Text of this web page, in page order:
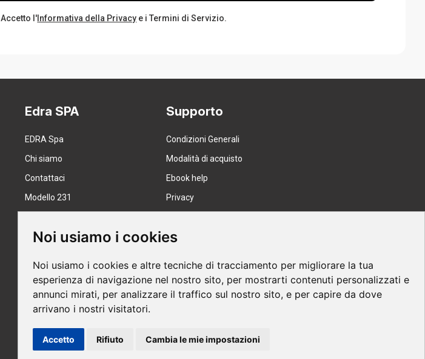
Noi usiamo i cookies
Noi usiamo i cookies e altre tecniche di tracciamento per migliorare la tua
esperienza di navigazione nel nostro sito, per mostrarti contenuti personalizzati e
annunci mirati, per analizzare il traffico sul nostro sito, e per capire da dove
arrivano i nostri visitatori.
Accetto Rifiuto Cambia le mie impostazioni
Accetto l' Informativa della Privacy e i Termini di Servizio.
Edra SPA
EDRA Spa
Chi siamo
Contattaci
Modello 231
Supporto
Condizioni Generali
Modalità di acquisto
Ebook help
Privacy
Spedizione
Pagamenti sicuri